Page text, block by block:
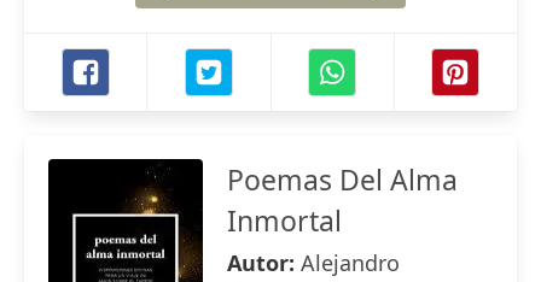
Poemas Del Alma
Inmortal
Autor: Alejandro